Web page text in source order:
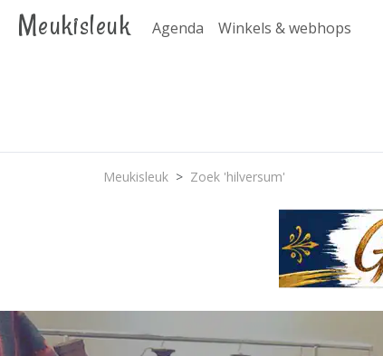
Meukisleuk Agenda Winkels & webhops
Meukisleuk Zoek 'hilversum'